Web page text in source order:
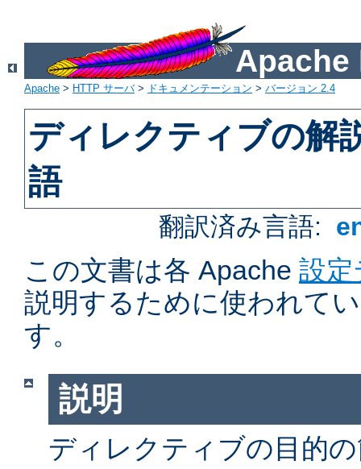
Apache
Apache > HTTP サーバ> ドキュメンテーション > バージョン 2.4
ディレクティブの解
語
翻訳済み言語:
この文書は各 Apache 設
説明するために使われて
す。
説明
ディレクティブの目的